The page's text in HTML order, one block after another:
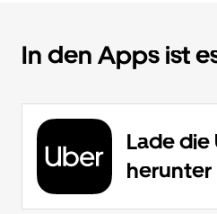
In den Apps ist
Lade
herunter